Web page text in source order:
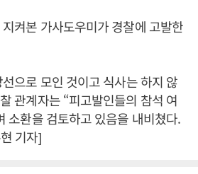
켜본 가사도우미가 경찰에 고발한
으로 모인 것이고 식사는 하지 않
관계자는 “피고발인들의 참석 여
소환을 검토하고 있음을 내비쳤다.
기자]